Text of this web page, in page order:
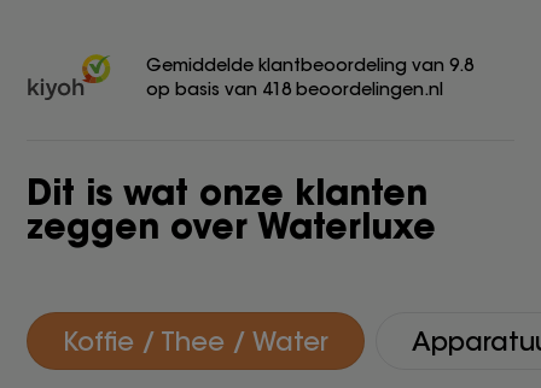
Dit is wat onze klanten
zeggen over Waterluxe
Gemiddelde klantbeoordeling van 9.8
op basis van 418 beoordelingen.nl
Koffie / Thee / Water